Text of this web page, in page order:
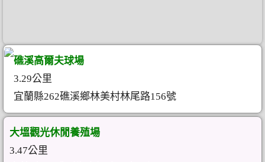
礁溪高爾夫球場
3.29公里
宜蘭縣262礁溪鄉林美村林尾路156號
大塭觀光休閒養殖場
3.47公里